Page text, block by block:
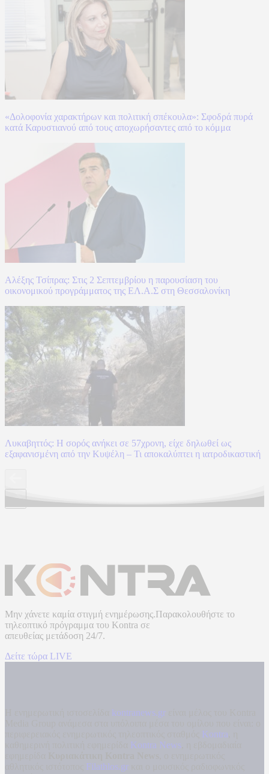
«Δολοφονία χαρακτήρων και πολιτική σπέκουλα»: Σφοδρά πυρά
κατά Καρυστιανού από τους αποχωρήσαντες από το κόμμα
Αλέξης Τσίπρας: Στις 2 Σεπτεμβρίου η παρουσίαση του
οικονομικού προγράμματος της ΕΛ.Α.Σ στη Θεσσαλονίκη
Λυκαβηττός: Η σορός ανήκει σε 57χρονη, είχε δηλωθεί ως
εξαφανισμένη από την Κυψέλη – Τι αποκαλύπτει η ιατροδικαστική
Μην χάνετε καμία στιγμή ενημέρωσης.Παρακολουθήστε το
τηλεοπτικό πρόγραμμα του Kontra σε
απευθείας μετάδοση 24/7.
Δείτε τώρα LIVE
kontranews.gr
Kontra
Kontra News
Filathlos.gr